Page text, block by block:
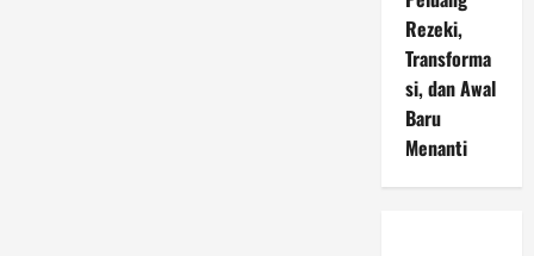
Rezeki,
Transforma
si, dan Awal
Baru
Menanti